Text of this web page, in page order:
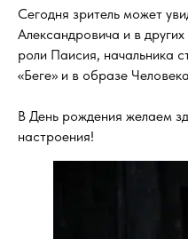
Сегодня зритель может
Александровича и в
роли Паисия, начальника
«Беге» и в образе
В День рождения желаем
настроения!